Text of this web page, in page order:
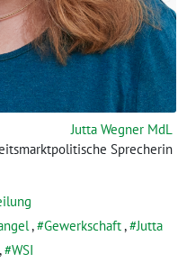
Jutta Wegner MdL
Sprecherin
, Gewerkschaft,
Jutta
, WSI